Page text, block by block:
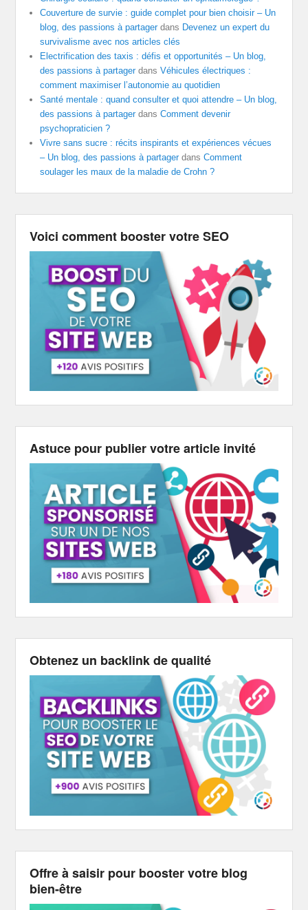
Couverture de survie : guide complet pour bien choisir – Un
blog, des passions à partagerdans Devenez un expert du
survivalisme avec nos articles clés
Electrification des taxis : défis et opportunités – Un blog,
des passions à partagerdansVéhicules électriques :
comment maximiser l’autonomie au quotidien
Santé mentale : quand consulter et quoi attendre – Un blog,
des passions à partagerdansComment devenir
psychopraticien ?
Vivre sans sucre : récits inspirants et expériences vécues
– Un blog, des passions à partagerdansComment
soulager les maux de la maladie de Crohn ?
Voici comment booster votre SEO
Astuce pour publier votre article invité
Obtenez un backlink de qualité
Offre à saisir pour booster votre blog
bien-être